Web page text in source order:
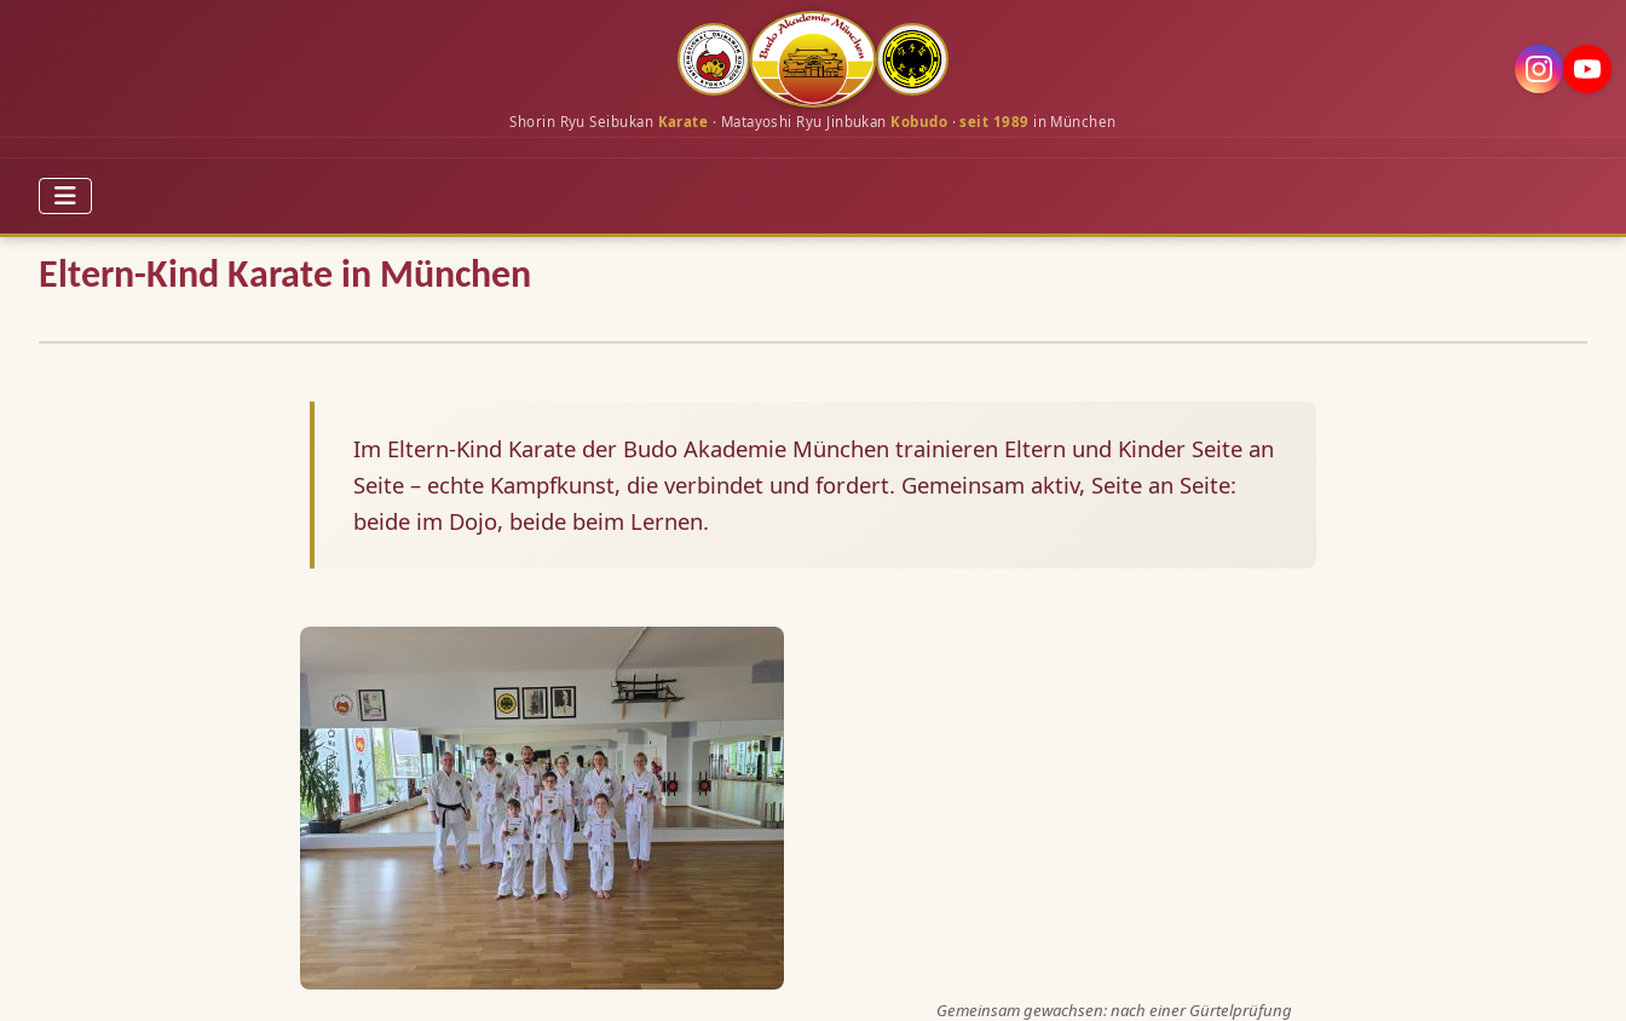
Shorin Ryu Seibukan Karate · Matayoshi Ryu Jinbukan Kobudo ·seit 1989 in München
Eltern-Kind Karate in München
Im Eltern-Kind Karate der Budo Akademie München trainieren Eltern und Kinder Seite an
Seite – echte Kampfkunst, die verbindet und fordert. Gemeinsam aktiv, Seite an Seite:
beide im Dojo, beide beim Lernen.
Gemeinsam gewachsen: nach einer Gürtelprüfung